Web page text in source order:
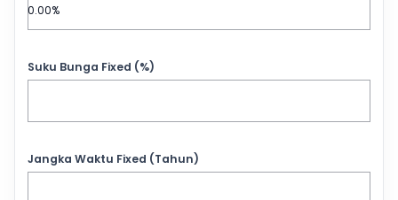
Suku Bunga Fixed (%)
Jangka Waktu Fixed (Tahun)